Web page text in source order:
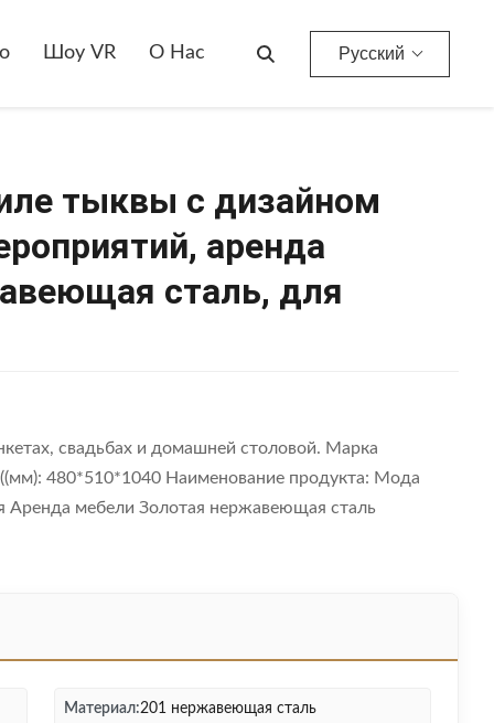
Шоу VR О Нас Русский
тыквы с дизайном
аренда
сталь, для
свадьбах и домашней столовой. Марка
480*510*1040 Наименование продукта: Мода
Аренда мебели Золотая нержавеющая сталь
Материал:201 нержавеющая сталь